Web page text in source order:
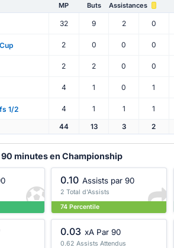
MP Buts Assistances
32 9 2 0
2 0 0 0
2 2 0 0
4 1 0 1
1/2 4 1 1 1
44 13 3 2
minutes en Championship
0.10 Assists par 90
2 Total d'Assists
74 Percentile
0.03 xA Par 90
0.62 Assists Attendus